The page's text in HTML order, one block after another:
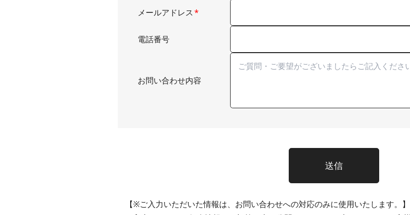
メールアドレス*
電話番号
お問い合わせ内容
送信
【※ご入力いただいた情報は、お問い合わせへの対応のみに使用いたします。 】